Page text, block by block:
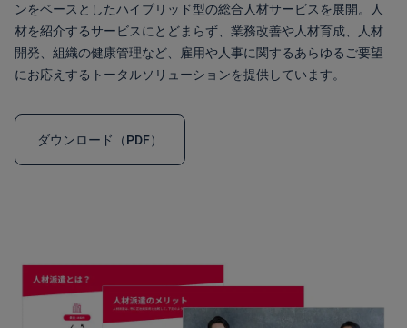
ンをベースとしたハイブリッド型の総合人材サービスを展開。人
材を紹介するサービスにとどまらず、業務改善や人材育成、人材
開発、組織の健康管理など、雇用や人事に関するあらゆるご要望
にお応えするトータルソリューションを提供しています。
ダウンロード（PDF）